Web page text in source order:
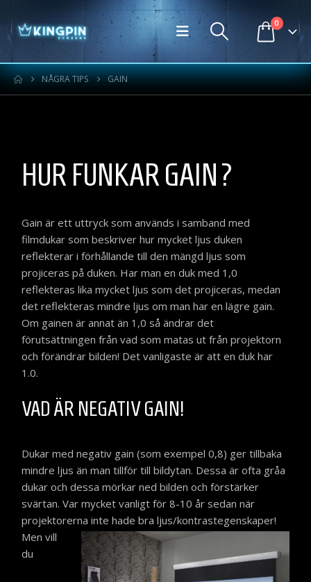
0
NÅGRA TIPS GAIN
HUR FUNKAR GAIN?
Gain är ett uttryck som används i samband med
filmdukar som beskriver hur mycket ljus duken
reflekterar i förhållande till den mängd ljus som
projiceras på duken. Har man en duk med 1,0
reflekteras lika mycket ljus som det projiceras, medan
det reflekteras mindre ljus om man har en lägre gain.
Om gainen är annat än 1,0 så ändrar det
förutsättningen från vad som matas ut från projektorn
och förändrar bilden! Det vanligaste är att en duk har
1.0.
VAD ÄR NEGATIV GAIN!
Dukar med negativ gain (som exempel 0,8) ger tillbaka
mindre ljus än man tillför till bildytan. Dessa är ofta gråa
dukar och dessa mörkar ned bilden och förstärker
svärtan. Var mycket vanligt för 8-10 år sedan när
projektorerna inte hade bra ljus/kontrastegenskaper!
Men vill
du